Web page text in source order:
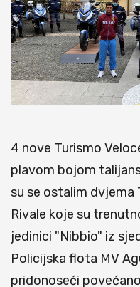
4 nove Turismo
plavom bojom
su se ostalim dvjema
Rivale koje su
jedinici "Nibbio" iz
Policijska flota MV
pridonoseći